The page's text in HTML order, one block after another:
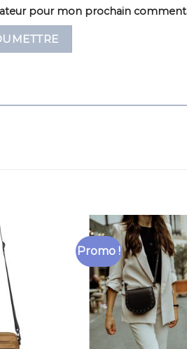
pour mon prochain
Promo !